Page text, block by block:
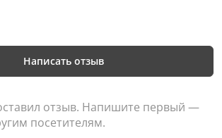
Написать отзыв
отзыв. Напишите первый —
посетителям.